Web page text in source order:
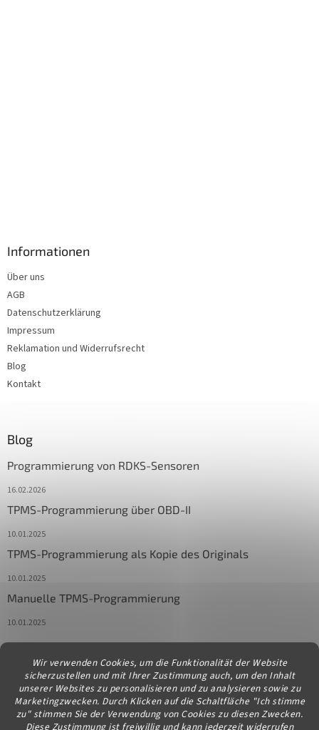
Wir verwenden Cookies, um die Funktionalität der Website
sicherzustellen und mit Ihrer Zustimmung auch, um den Inhalt
unserer Websites zu personalisieren und zu analysieren sowie zu
Marketingzwecken. Durch Klicken auf die Schaltfläche "Ich stimme
zu" stimmen Sie der Verwendung von Cookies zu diesen Zwecken.
Diese Zustimmung ist freiwillig und kann jederzeit widerrufen
Informationen
Über uns
AGB
Datenschutzerklärung
Impressum
Reklamation und Widerrufsrecht
Blog
Kontakt
Blog
Programmierung von RDKS-Sensoren
16.02.2026
TPMS-Programmierung über OBD-II
10.01.2025
TPMS-Programmierung als Kopie des Originals
10.01.2025
Manuelle TPMS-Programmierung
10.01.2025
Kontakt
info@diagstore.at